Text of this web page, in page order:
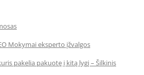
Mokymai eksperto įžvalgos
pakelia pakuotę į kitą lygį – Šilkinis